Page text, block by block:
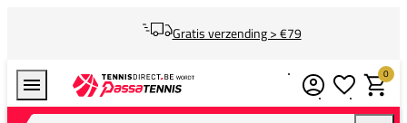
Gratis verzending > €79
Zoek naar...
0